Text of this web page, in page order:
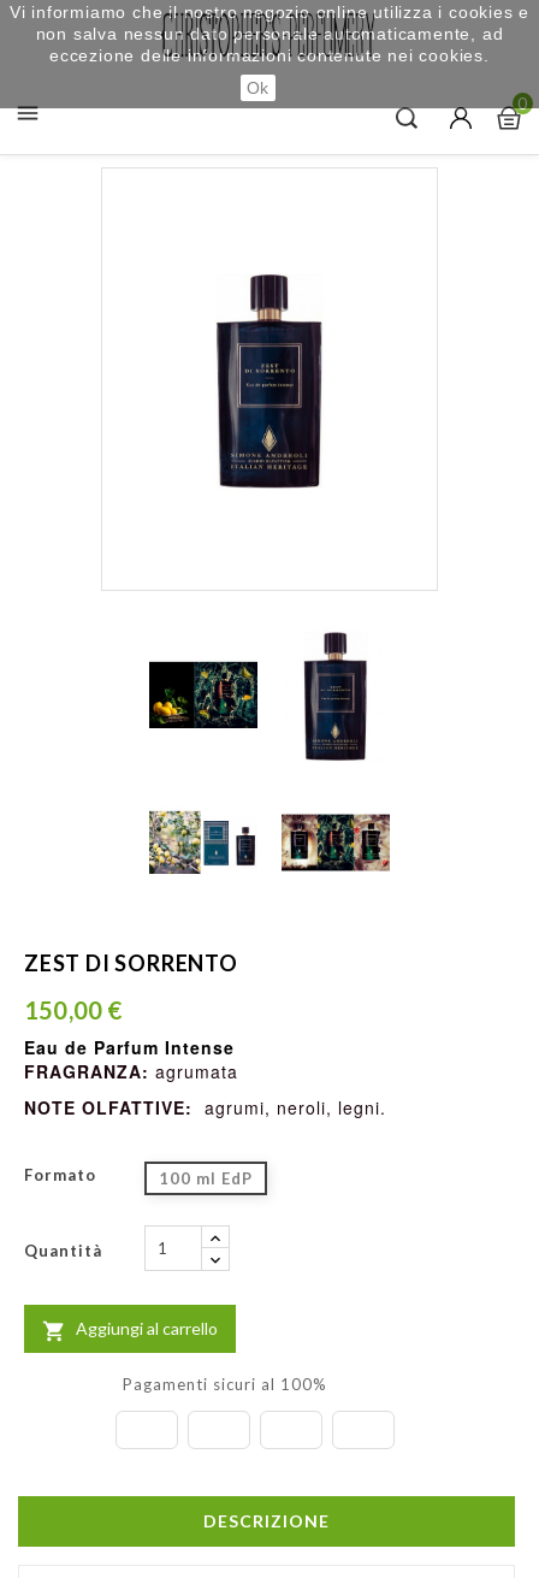
 0
ZEST DI SORRENTO
150,00 €
Eau de Parfum Intense
FRAGRANZA: agrumata
NOTE OLFATTIVE: agrumi, neroli, legni.
Formato 100 ml EdP
Quantità
 Aggiungi al carrello
Pagamenti sicuri al 100%
DESCRIZIONE
Vi informiamo che il nostro negozio online utilizza i cookies e
non salva nessun dato personale automaticamente, ad
eccezione delle informazioni contenute nei cookies.
Ok